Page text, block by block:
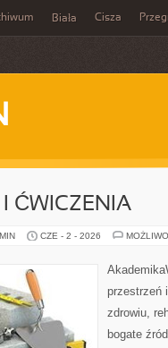
Biała Cisza
I ĆWICZENIA
CZE - 2 - 2026
przestrzeń
zdrowiu,
bogate